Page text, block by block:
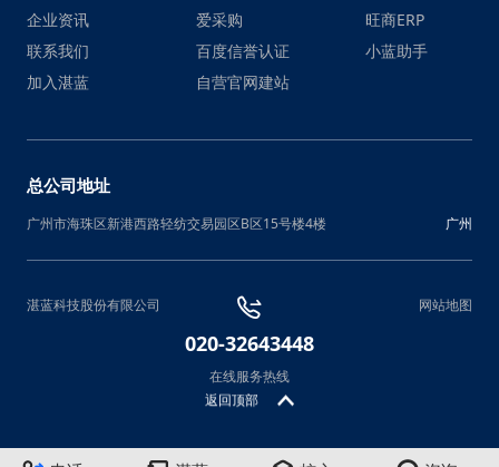
企业资讯
联系我们
加入湛蓝
爱采购
百度信誉认证
自营官网建站
旺商ERP
小蓝助手
总公司地址
广州
广州市海珠区新港西路轻纺交易园区B区15号楼4楼
020-32643448
在线服务热线
网站地图
湛蓝科技股份有限公司
返回顶部